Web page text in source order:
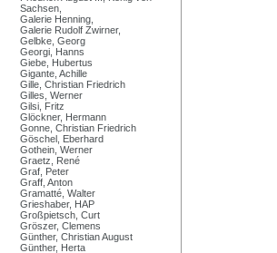
Sachsen,
Galerie Henning,
Galerie Rudolf Zwirner,
Gelbke, Georg
Georgi, Hanns
Giebe, Hubertus
Gigante, Achille
Gille, Christian Friedrich
Gilles, Werner
Gilsi, Fritz
Glöckner, Hermann
Gonne, Christian Friedrich
Göschel, Eberhard
Gothein, Werner
Graetz, René
Graf, Peter
Graff, Anton
Gramatté, Walter
Grieshaber, HAP
Großpietsch, Curt
Gröszer, Clemens
Günther, Christian August
Günther, Herta